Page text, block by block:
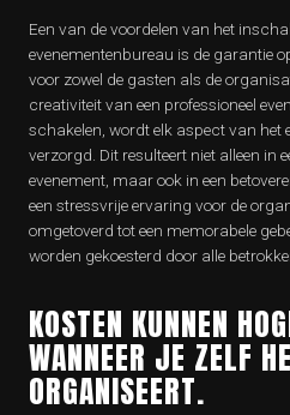
Een van de voordelen van het
evenementenbureau is de garantie
voor zowel de gasten als de
creativiteit van een professioneel
schakelen, wordt elk aspect van het
verzorgd. Dit resulteert niet alleen in
evenement, maar ook in een
een stressvrije ervaring voor de
omgetoverd tot een memorabele
worden gekoesterd door alle
KOSTEN KUNNEN
WANNEER JE ZELF
ORGANISEERT.